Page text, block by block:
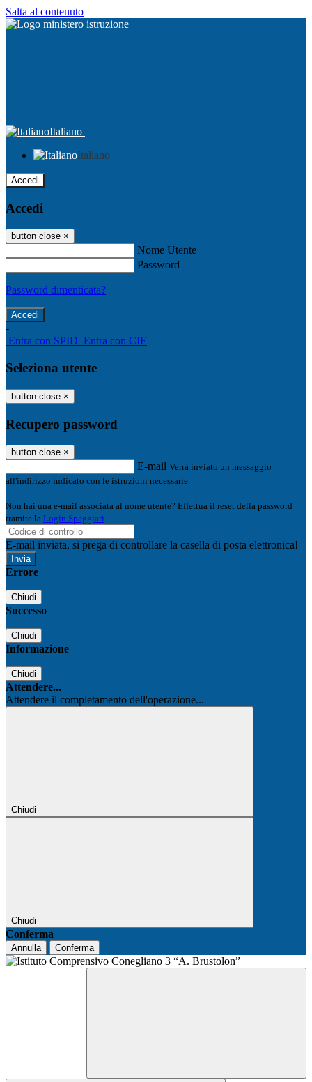
Salta al contenuto
Italiano
Italiano
Accedi
Accedi
button close ×
Nome Utente
Password
Password dimenticata?
-
Entra con SPID Entra con CIE
Seleziona utente
button close ×
Recupero password
button close ×
E-mail Verrà inviato un messaggio
all'indirizzo indicato con le istruzioni necessarie.
Non hai una e-mail associata al nome utente? Effettua il reset della password
tramite la Login Spaggiari
E-mail inviata, si prega di controllare la casella di posta elettronica!
Errore
Chiudi
Successo
Chiudi
Informazione
Chiudi
Attendere...
Attendere il completamento dell'operazione...
Chiudi
Chiudi
Conferma
Annulla Conferma